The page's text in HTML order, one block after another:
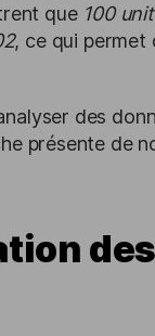
que 100
, ce qui permet
des
présente de